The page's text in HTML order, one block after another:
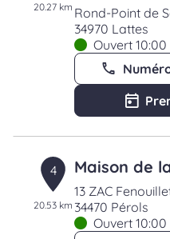
20.27 km Rond-Point de
34970 Lattes
Ouvert 10:00
4
20.53 km
Maison de
13 ZAC
34470 Pérols
Ouvert 10:00